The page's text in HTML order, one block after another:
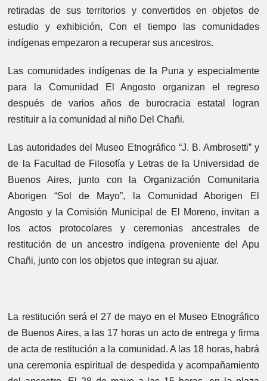
retiradas de sus territorios y convertidos en objetos de
estudio y exhibición, Con el tiempo las comunidades
indígenas empezaron a recuperar sus ancestros.
Las comunidades indígenas de la Puna y especialmente
para la Comunidad El Angosto organizan el regreso
después de varios años de burocracia estatal logran
restituir a la comunidad al niño Del Chañi.
Las autoridades del Museo Etnográfico “J. B. Ambrosetti” y
de la Facultad de Filosofía y Letras de la Universidad de
Buenos Aires, junto con la Organización Comunitaria
Aborigen “Sol de Mayo”, la Comunidad Aborigen El
Angosto y la Comisión Municipal de El Moreno, invitan a
los actos protocolares y ceremonias ancestrales de
restitución de un ancestro indígena proveniente del Apu
Chañi, junto con los objetos que integran su ajuar.
La restitución será el 27 de mayo en el Museo Etnográfico
de Buenos Aires, a las 17 horas un acto de entrega y firma
de acta de restitución a la comunidad. A las 18 horas, habrá
una ceremonia espiritual de despedida y acompañamiento